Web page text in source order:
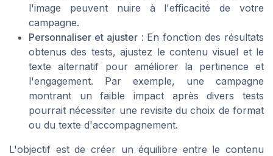
l'image peuvent nuire à l'efficacité de votre
campagne.
Personnaliser et ajuster: En fonction des résultats
obtenus des tests, ajustez le contenu visuel et le
texte alternatif pour améliorer la pertinence et
l'engagement. Par exemple, une campagne
montrant un faible impact après divers tests
pourrait nécessiter une revisite du choix de format
ou du texte d'accompagnement.
L'objectif est de créer un équilibre entre le contenu